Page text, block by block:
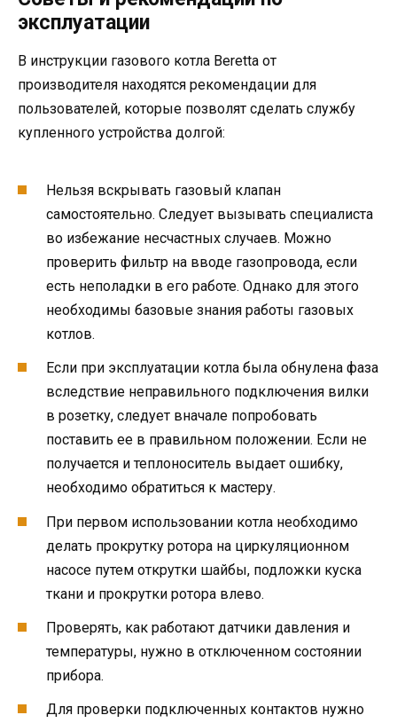
эксплуатации
В инструкции газового котла Beretta от
производителя находятся рекомендации для
пользователей, которые позволят сделать службу
купленного устройства долгой:
Нельзя вскрывать газовый клапан
самостоятельно. Следует вызывать специалиста
во избежание несчастных случаев. Можно
проверить фильтр на вводе газопровода, если
есть неполадки в его работе. Однако для этого
необходимы базовые знания работы газовых
котлов.
Если при эксплуатации котла была обнулена фаза
вследствие неправильного подключения вилки
в розетку, следует вначале попробовать
поставить ее в правильном положении. Если не
получается и теплоноситель выдает ошибку,
необходимо обратиться к мастеру.
При первом использовании котла необходимо
делать прокрутку ротора на циркуляционном
насосе путем открутки шайбы, подложки куска
ткани и прокрутки ротора влево.
Проверять, как работают датчики давления и
температуры, нужно в отключенном состоянии
прибора.
Для проверки подключенных контактов нужно